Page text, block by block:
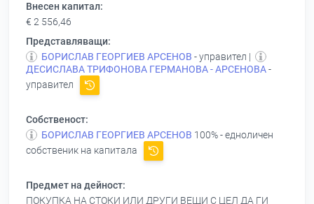
Внесен капитал:
€ 2 556,46
Представляващи:
БОРИСЛАВ ГЕОРГИЕВ АРСЕНОВ - управител |
ДЕСИСЛАВА ТРИФОНОВА ГЕРМАНОВА - АРСЕНОВА-
управител
Собственост:
БОРИСЛАВ ГЕОРГИЕВ АРСЕНОВ 100% - едноличен
собственик на капитала
Предмет на дейност:
ПОКУПКА НА СТОКИ ИЛИ ДРУГИ ВЕЩИ С ЦЕЛ ДА ГИ